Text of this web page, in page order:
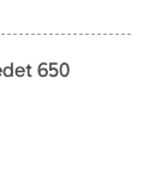
650